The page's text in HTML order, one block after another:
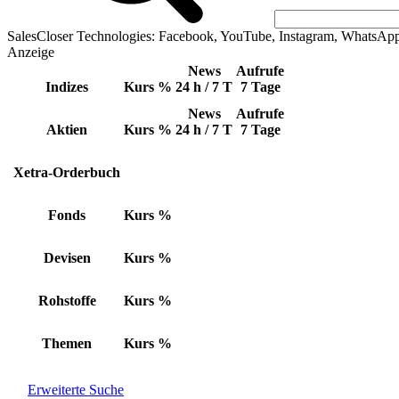
SalesCloser Technologies: Facebook, YouTube, Instagram,
Anzeige
Indizes Kurs %
News
24 h / 7 T
Aufrufe
7 Tage
Aktien Kurs %
News
24 h / 7 T
Aufrufe
7 Tage
Xetra-Orderbuch
Fonds Kurs %
Devisen Kurs %
Rohstoffe Kurs %
Themen Kurs %
Erweiterte Suche